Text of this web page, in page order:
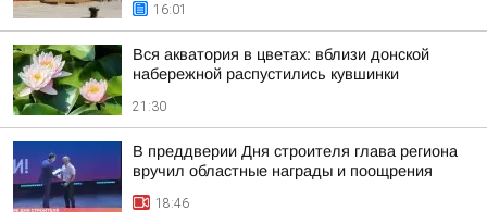
16:01
Вся акватория в цветах: вблизи донской
набережной распустились кувшинки
21:30
В преддверии Дня строителя глава региона
вручил областные награды и поощрения
18:46